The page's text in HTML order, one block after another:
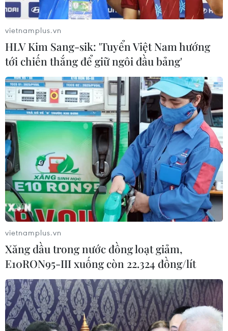
Philippines sơ tán dân do núi lửa Mayon
hoạt động mạnh
17/09/2014 09:31
Ngày 17/9, núi lửa Mayon tại tỉnh Albay, miền Đông
Philippines, đang có những hoạt động dữ dội buộc nhà
chức trách phải khẩn trương sơ tán hàng nghìn người
dân.
vietnamplus.vn
HLV Kim Sang-sik: 'Tuyển Việt Nam hướng
tới chiến thắng để giữ ngôi đầu bảng'
vietnamplus.vn
Xăng dầu trong nước đồng loạt giảm,
E10RON95-III xuống còn 22.324 đồng/lít